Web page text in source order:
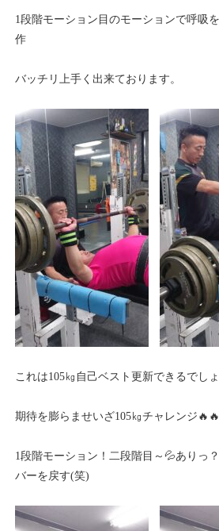
1段階モーション目のモーションで呼吸
作
バッチリ上手く出来ております。
これは105㎏自己ベスト更新できるでしょ
期待を膨らませいざ105㎏チャレンジ
1段階モーション！二段階目～💦ありっ
バーを戻す(笑)